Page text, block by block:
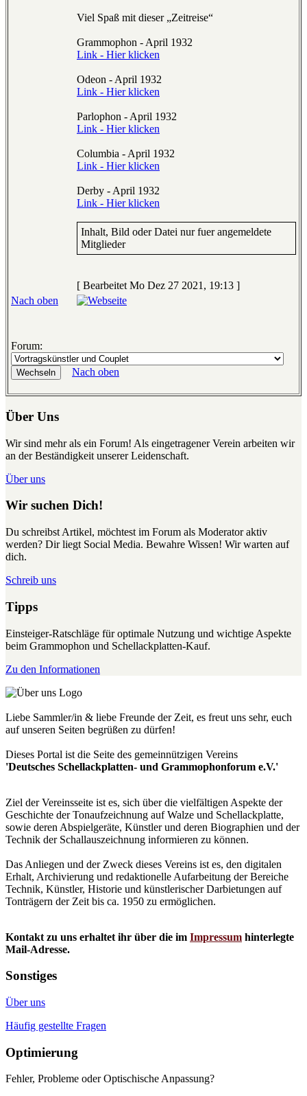
Viel Spaß mit dieser „Zeitreise“
Grammophon - April 1932
Link - Hier klicken
Odeon - April 1932
Link - Hier klicken
Parlophon - April 1932
Link - Hier klicken
Columbia - April 1932
Link - Hier klicken
Derby - April 1932
Link - Hier klicken
Inhalt, Bild oder Datei nur fuer angemeldete
Mitglieder
[ Bearbeitet Mo Dez 27 2021, 19:13 ]
Nach oben
Forum:
Nach oben
Über Uns
Wir sind mehr als ein Forum! Als eingetragener Verein arbeiten wir
an der Beständigkeit unserer Leidenschaft.
Über uns
Wir suchen Dich!
Du schreibst Artikel, möchtest im Forum als Moderator aktiv
werden? Dir liegt Social Media. Bewahre Wissen! Wir warten auf
dich.
Schreib uns
Tipps
Einsteiger-Ratschläge für optimale Nutzung und wichtige Aspekte
beim Grammophon und Schellackplatten-Kauf.
Zu den Informationen
Liebe Sammler/in & liebe Freunde der Zeit, es freut uns sehr, euch
auf unseren Seiten begrüßen zu dürfen!
Dieses Portal ist die Seite des gemeinnützigen Vereins
'Deutsches Schellackplatten- und Grammophonforum e.V.'
Ziel der Vereinsseite ist es, sich über die vielfältigen Aspekte der
Geschichte der Tonaufzeichnung auf Walze und Schellackplatte,
sowie deren Abspielgeräte, Künstler und deren Biographien und der
Technik der Schallauszeichnung informieren zu können.
Das Anliegen und der Zweck dieses Vereins ist es, den digitalen
Erhalt, Archivierung und redaktionelle Aufarbeitung der Bereiche
Technik, Künstler, Historie und künstlerischer Darbietungen auf
Tonträgern der Zeit bis ca. 1950 zu ermöglichen.
Kontakt zu uns erhaltet ihr über die im Impressum hinterlegte
Mail-Adresse.
Sonstiges
Über uns
Häufig gestellte Fragen
Optimierung
Fehler, Probleme oder Optischische Anpassung?